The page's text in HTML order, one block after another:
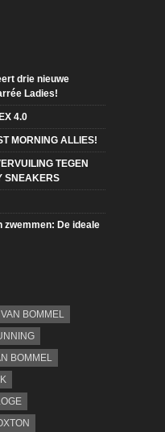
drie nieuwe
Ladies!
4.0
MORNING ALLIES!
TEGEN
SNEAKERS
zwemmen: De ideale
BOMMEL
BOMMEL